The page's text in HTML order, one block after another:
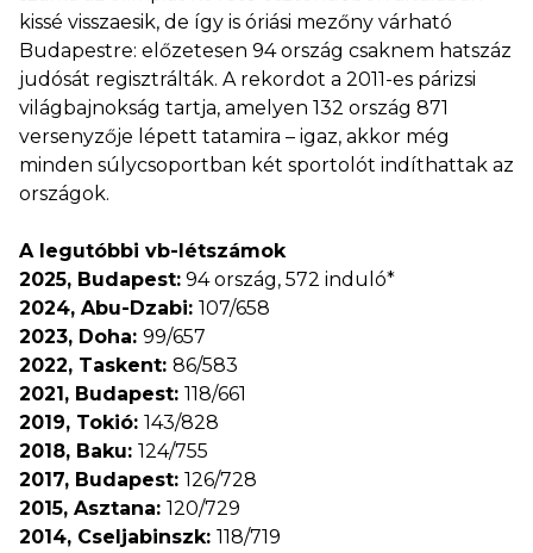
kissé visszaesik, de így is óriási mezőny várható
Budapestre: előzetesen 94 ország csaknem hatszáz
judósát regisztrálták. A rekordot a 2011-es párizsi
világbajnokság tartja, amelyen 132 ország 871
versenyzője lépett tatamira – igaz, akkor még
minden súlycsoportban két sportolót indíthattak az
országok.
A legutóbbi vb-létszámok
2025, Budapest: 94 ország, 572 induló*
2024, Abu-Dzabi: 107/658
2023, Doha: 99/657
2022, Taskent: 86/583
2021, Budapest: 118/661
2019, Tokió: 143/828
2018, Baku: 124/755
2017, Budapest: 126/728
2015, Asztana: 120/729
2014, Cseljabinszk: 118/719